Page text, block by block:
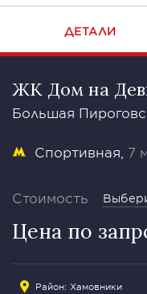
ДЕТАЛИ
ЖК Дом на
Большая
Спортивная 7
Стоимость
Цена по
Район: Хамовники